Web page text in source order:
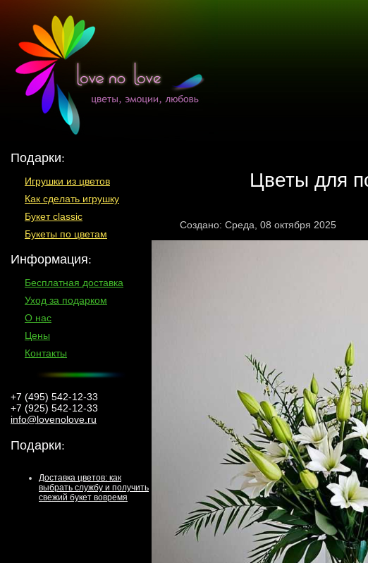
Подарки:
Игрушки из цветов
Как сделать игрушку
Букет classic
Букеты по цветам
Информация:
Бесплатная доставка
Уход за подарком
О нас
Цены
Контакты
+7 (495) 542-12-33
+7 (925) 542-12-33
info@lovenolove.ru
Подарки:
Доставка цветов: как
выбрать службу и получить
свежий букет вовремя
Цветы для
Создано: Среда, 08 октября 2025